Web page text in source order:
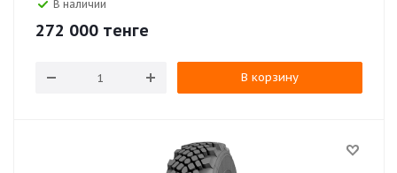
В наличии
272 000 тенге
В корзину